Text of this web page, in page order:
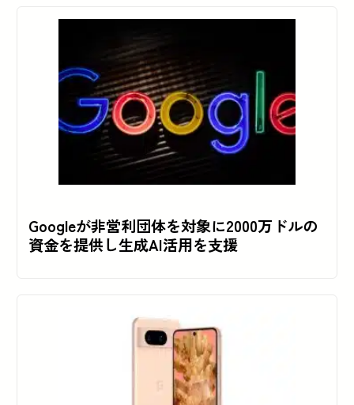
Googleが非営利団体を対象に2000万ドルの
資金を提供し生成AI活用を支援